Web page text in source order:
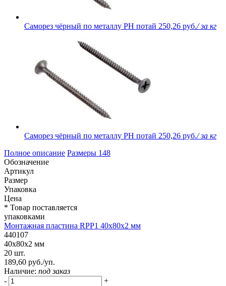
Саморез чёрный по металлу PH потай 250,26 руб./ за кг
Саморез чёрный по металлу PH потай 250,26 руб./ за кг
Полное описание Размеры 148
Обозначение
Артикул
Размер
Упаковка
Цена
* Товар поставляется
упаковками
Монтажная пластина RPP1 40x80x2 мм
440107
40x80x2 мм
20 шт.
189,60 руб./уп.
Наличие: под заказ
-
+